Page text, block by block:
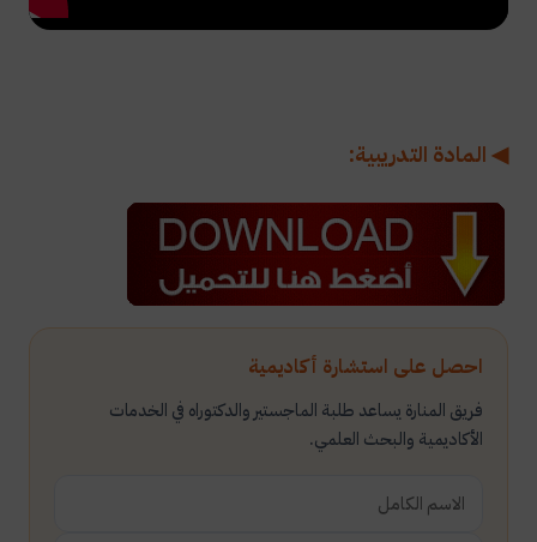
احصل على استشارة أكاديمية
فريق المنارة يساعد طلبة الماجستير والدكتوراه في الخدمات
الأكاديمية والبحث العلمي.
◀ المادة التدريبية: